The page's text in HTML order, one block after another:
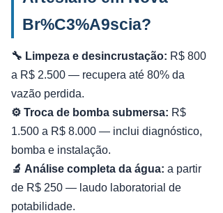
Br%C3%A9scia?
🔧 Limpeza e desincrustação: R$ 800
a R$ 2.500 — recupera até 80% da
vazão perdida.
⚙️ Troca de bomba submersa: R$
1.500 a R$ 8.000 — inclui diagnóstico,
bomba e instalação.
🔬 Análise completa da água: a partir
de R$ 250 — laudo laboratorial de
potabilidade.